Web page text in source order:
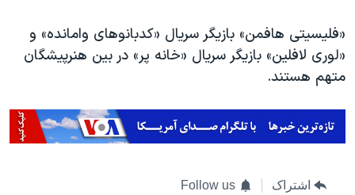
«فلیسیتی هافمن» بازیگر سریال «کدبانوهای وامانده» و
«لوری لافلین» بازیگر سریال «خانه پر» در بین هنرپیشگان
متهم هستند.
اشتراک Follow us